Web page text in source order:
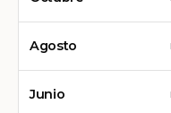
Agosto
Junio